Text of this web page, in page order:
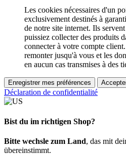
Les cookies nécessaires d'un
exclusivement destinés à
de notre site internet. Ils
puissiez collecter des produits
connecter à votre compte
remonter jusqu'à vous et les
en aucun cas transmises à des
Enregistrer mes préférences
Déclaration de confidentialité
Bist du im richtigen Shop?
Bitte wechsle zum Land, das mit
übereinstimmt.